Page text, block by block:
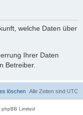
welche Daten über
Ihrer Daten
Betreiber.
Alle Zeiten sind UTC
löschen
Limited